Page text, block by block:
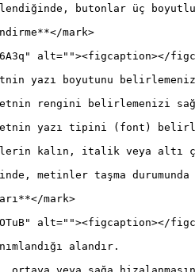
butonlar üç
mark>
alt=""><figcaption></
yazı boyutunu
rengini belirlemenizi
yazı tipini (font)
kalın, italik veya
metinler taşma
mark>
alt=""><figcaption></
alandır.